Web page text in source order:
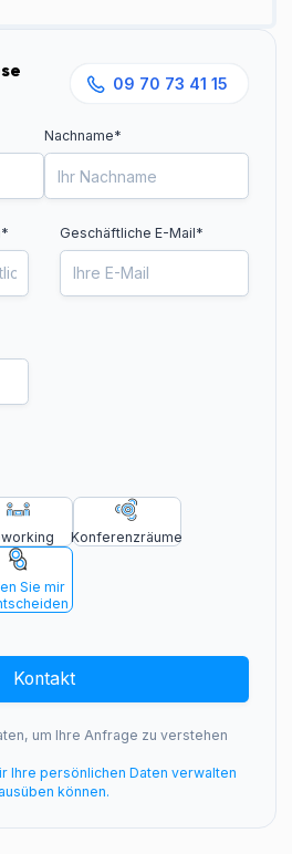
09 70 73 41 15
Nachname*
* Geschäftliche E-Mail*
Konferenzräume
Sie mir
Kontakt
um Ihre Anfrage zu verstehen
Ihre persönlichen Daten verwalten
können.